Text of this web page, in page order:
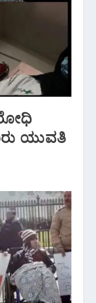
ಯುವತಿ